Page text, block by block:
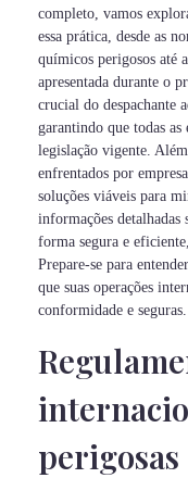
completo, vamos
essa prática, desde as
químicos perigosos até
apresentada durante o
crucial do despachante
garantindo que todas as
legislação vigente.
enfrentados por
soluções viáveis para
informações detalhadas
forma segura e
Prepare-se para
que suas operações
conformidade e seguras.
perigosas